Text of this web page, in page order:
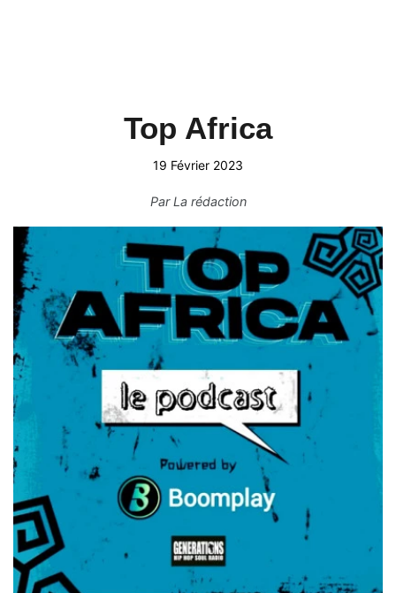
Top Africa
19 Février 2023
ParLa rédaction